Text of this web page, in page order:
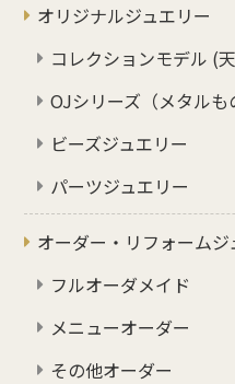
オリジナルジュエリー
コレクションモデル (
OJシリーズ（メタルも
ビーズジュエリー
パーツジュエリー
オーダー・リフォームジ
フルオーダメイド
メニューオーダー
その他オーダー